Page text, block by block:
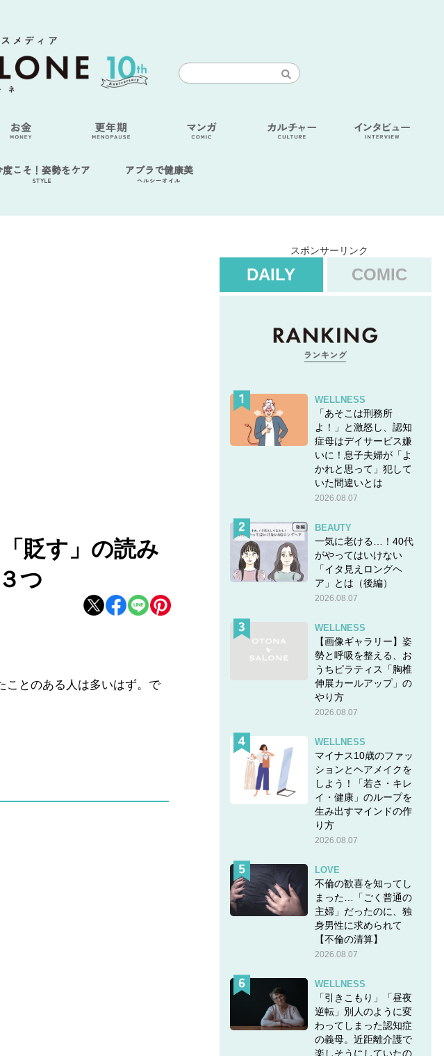
度こそ！姿勢をケア
STYLE
アブラで健康美
ヘルシーオイル
貶す」の読み
つ
ことのある人は多いはず。で
スポンサーリンク
DAILY COMIC
WELLNESS
「あそこは刑務所
よ！」と激怒し、認知
症母はデイサービス嫌
いに！息子夫婦が「よ
かれと思って」犯して
いた間違いとは
2026.08.07
BEAUTY
一気に老ける…！40代
がやってはいけない
「イタ見えロングヘ
ア」とは（後編）
2026.08.07
WELLNESS
【画像ギャラリー】姿
勢と呼吸を整える、お
うちピラティス「胸椎
伸展カールアップ」の
やり方
2026.08.07
WELLNESS
マイナス10歳のファッ
ションとヘアメイクを
しよう！「若さ・キレ
イ・健康」のループを
生み出すマインドの作
り方
2026.08.07
LOVE
不倫の歓喜を知ってし
まった…「ごく普通の
主婦」だったのに、独
身男性に求められて
【不倫の清算】
2026.08.07
WELLNESS
「引きこもり」「昼夜
逆転」別人のように変
わってしまった認知症
の義母。近距離介護で
楽しそうにしていたの